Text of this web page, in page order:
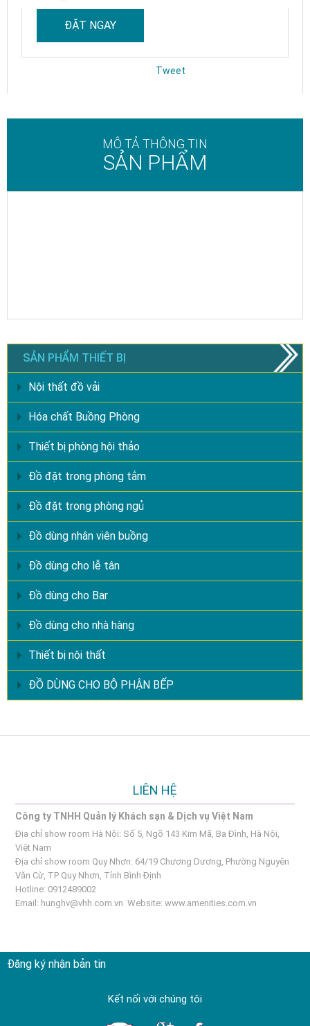
ĐẶT NGAY
Tweet
MÔ TẢ THÔNG TIN
SẢN PHẨM
SẢN PHẨM THIẾT BỊ
Nội thất đồ vải
Hóa chất Buồng Phòng
Thiết bị phòng hội thảo
Đồ đặt trong phòng tắm
Đồ đặt trong phòng ngủ
Đồ dùng nhân viên buồng
Đồ dùng cho lễ tân
Đồ dùng cho Bar
Đồ dùng cho nhà hàng
Thiết bị nội thất
ĐỒ DÙNG CHO BỘ PHẬN BẾP
LIÊN HỆ
Công ty TNHH Quản lý Khách sạn & Dịch vụ Việt Nam
Địa chỉ show room Hà Nội: Số 5, Ngõ 143 Kim Mã, Ba Đình, Hà Nội,
Việt Nam
Địa chỉ show room Quy Nhơn: 64/19 Chương Dương, Phường Nguyên
Văn Cừ, TP Quy Nhơn, Tỉnh Bình Định
Hotline: 0912489002
Email: hunghv@vhh.com.vn Website:www.amenities.com.vn
Đăng ký nhận bản tin
Kết nối với chúng tôi